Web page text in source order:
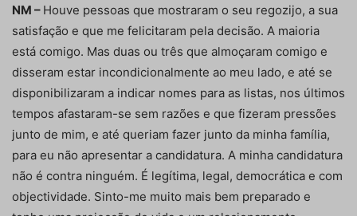
NM – Houve pessoas que mostraram o seu regozijo, a sua
satisfação e que me felicitaram pela decisão. A maioria
está comigo. Mas duas ou três que almoçaram comigo e
disseram estar incondicionalmente ao meu lado, e até se
disponibilizaram a indicar nomes para as listas, nos últimos
tempos afastaram-se sem razões e que fizeram pressões
junto de mim, e até queriam fazer junto da minha família,
para eu não apresentar a candidatura. A minha candidatura
não é contra ninguém. É legítima, legal, democrática e com
objectividade. Sinto-me muito mais bem preparado e